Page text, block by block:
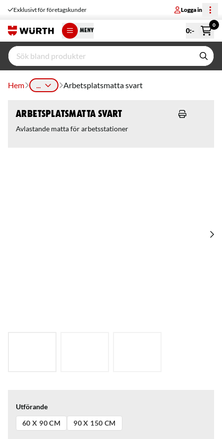
Exklusivt för företagskunder Logga in
MENY 0:-
0
Hem ... Arbetsplatsmatta svart
Arbetsplatsmatta svart
Avlastande matta för arbetsstationer
Utförande
60 X 90 CM
90 X 150 CM